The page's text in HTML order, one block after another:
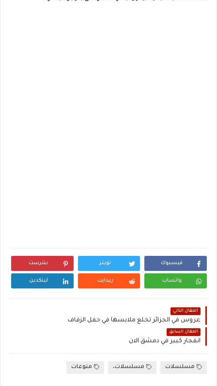
فيسبوك تويتر بنترست
واتساب ريدايت لينكدين
المقال التالي
عروس في الجزائر تخلع ملابسها في حفل الزفاف
المقال السابق
انفجار كبير في دمشق الان
مسلسلات مسلسلات، منوعات